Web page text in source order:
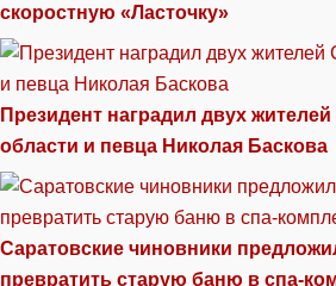
скоростную «Ласточку»
Президент наградил двух
области и певца Николая Баскова
Саратовские чиновники
превратить старую баню в спа-